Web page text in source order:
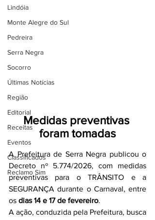
Lindóia
Monte Alegre do Sul
Pedreira
Serra Negra
Socorro
Últimas Notícias
Região
Editorial
Receitas
Eventos
Classificados
Reclamo Sim
Medidas preventivas
foram tomadas
A Prefeitura de Serra Negra publicou o
Decreto nº 5.774/2026, com medidas
preventivas para o TRÂNSITO e a
SEGURANÇA durante o Carnaval, entre
os dias 14 e 17 de fevereiro.
A ação, conduzida pela Prefeitura, busca